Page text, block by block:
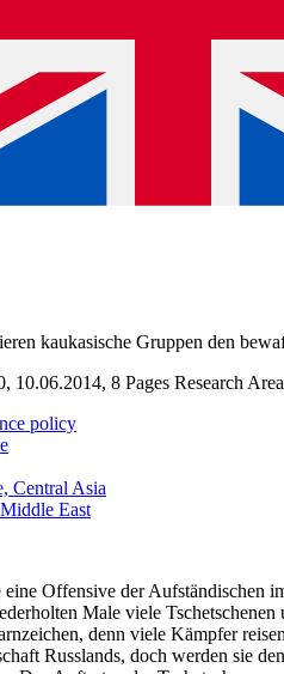
kaukasische Gruppen den
10.06.2014, 8 Pages Research
policy
Central Asia
East
Offensive der Aufständischen
Male viele
denn viele Kämpfer
Russlands, doch werden sie